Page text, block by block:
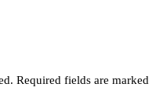
Required fields are marked